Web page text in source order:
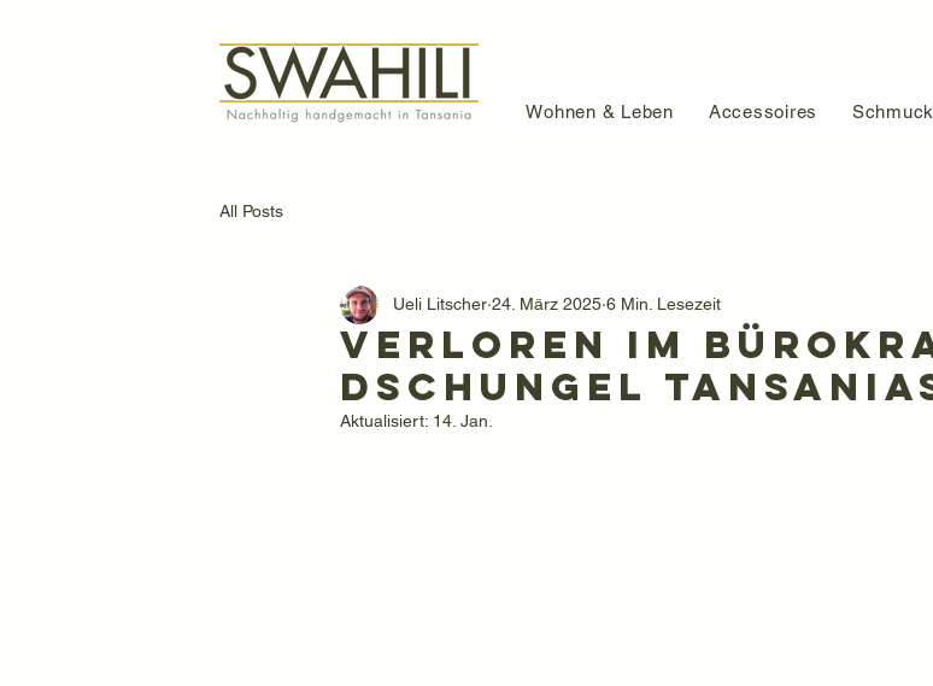
Wohnen & Leben Accessoires Schmuck
All Posts
Verloren im
Dschungel
Ueli Litscher 24. März 2025 6 Min. Lesezeit
Aktualisiert: 14. Jan.